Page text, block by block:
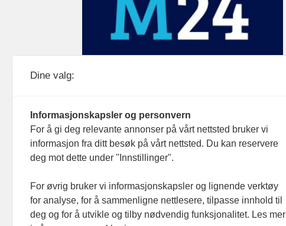
Dine valg:
Informasjonskapsler og personvern
For å gi deg relevante annonser på vårt nettsted bruker vi
informasjon fra ditt besøk på vårt nettsted. Du kan reservere
deg mot dette under "Innstillinger".
For øvrig bruker vi informasjonskapsler og lignende verktøy
for analyse, for å sammenligne nettlesere, tilpasse innhold til
deg og for å utvikle og tilby nødvendig funksjonalitet. Les mer